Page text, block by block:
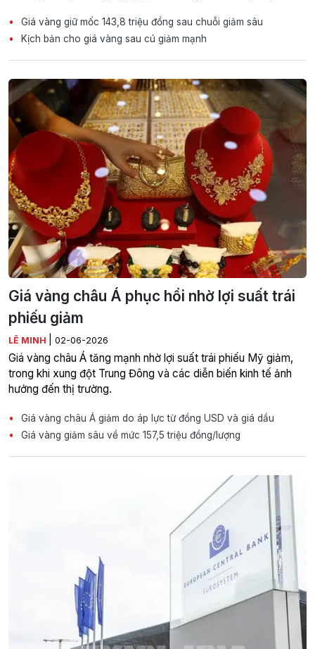
Giá vàng giữ mốc 143,8 triệu đồng sau chuỗi giảm sâu
Kịch bản cho giá vàng sau cú giảm mạnh
Giá vàng châu Á phục hồi nhờ lợi suất trái
phiếu giảm
LÊ MINH 02-06-2026
Giá vàng châu Á tăng mạnh nhờ lợi suất trái phiếu Mỹ giảm,
trong khi xung đột Trung Đông và các diễn biến kinh tế ảnh
hưởng đến thị trường.
Giá vàng châu Á giảm do áp lực từ đồng USD và giá dầu
Giá vàng giảm sâu về mức 157,5 triệu đồng/lượng